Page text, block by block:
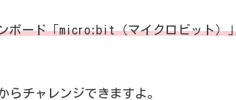
ボード「micro:bit（マイクロビット）
らチャレンジできますよ。